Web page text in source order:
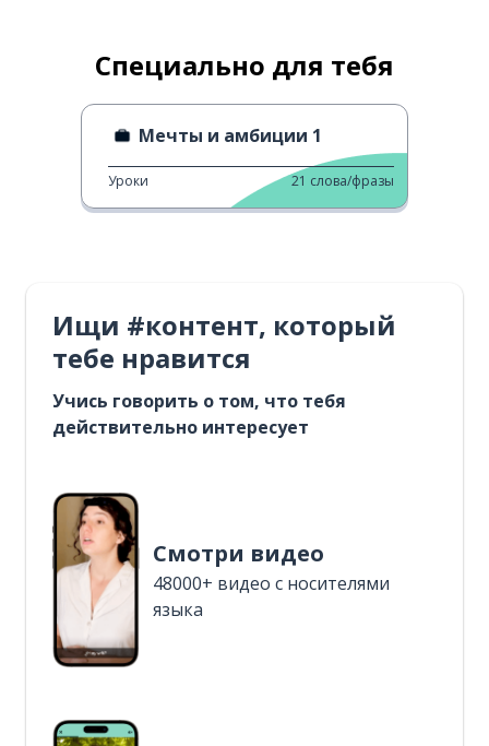
Специально для тебя
Мечты и амбиции 1
Уроки 21 слова/фразы
Ищи #контент, который
тебе нравится
Учись говорить о том, что тебя
действительно интересует
Смотри видео
48000+ видео с носителями
языка